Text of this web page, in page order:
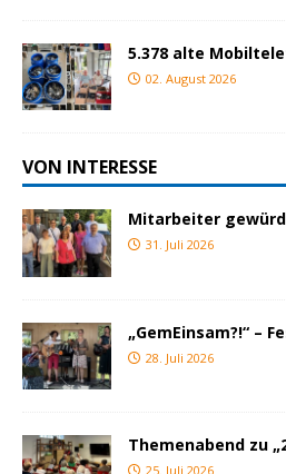
5.378 alte
02. August 2026
VON INTERESSE
Mitarbeiter
31. Juli 2026
„GemEinsam?!“ –
28. Juli 2026
Themenabend zu
25. Juli 2026